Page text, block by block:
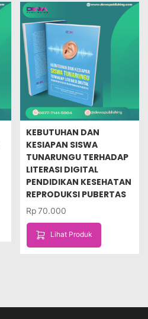
KEBUTUHAN DAN
KESIAPAN SISWA
TUNARUNGU TERHADAP
LITERASI DIGITAL
PENDIDIKAN KESEHATAN
REPRODUKSI PUBERTAS
Rp70.000
Lihat Produk